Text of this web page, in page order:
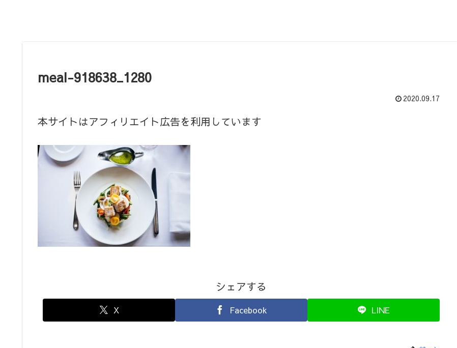
meal-918638_1280
2020.09.17
本サイトはアフィリエイト広告を利用しています
シェアする
X Facebook LINE